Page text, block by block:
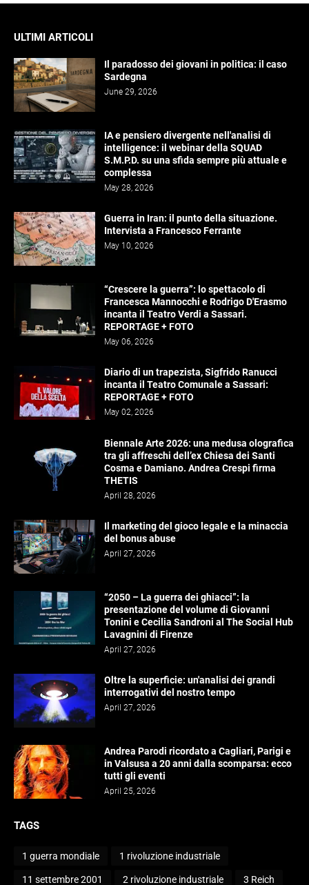
ULTIMI ARTICOLI
Il paradosso dei giovani in politica: il caso
Sardegna
June 29, 2026
IA e pensiero divergente nell'analisi di
intelligence: il webinar della SQUAD
S.M.P.D. su una sfida sempre più attuale e
complessa
May 28, 2026
Guerra in Iran: il punto della situazione.
Intervista a Francesco Ferrante
May 10, 2026
“Crescere la guerra”: lo spettacolo di
Francesca Mannocchi e Rodrigo D'Erasmo
incanta il Teatro Verdi a Sassari.
REPORTAGE + FOTO
May 06, 2026
Diario di un trapezista, Sigfrido Ranucci
incanta il Teatro Comunale a Sassari:
REPORTAGE + FOTO
May 02, 2026
Biennale Arte 2026: una medusa olografica
tra gli affreschi dell’ex Chiesa dei Santi
Cosma e Damiano. Andrea Crespi firma
THETIS
April 28, 2026
Il marketing del gioco legale e la minaccia
del bonus abuse
April 27, 2026
“2050 – La guerra dei ghiacci”: la
presentazione del volume di Giovanni
Tonini e Cecilia Sandroni al The Social Hub
Lavagnini di Firenze
April 27, 2026
Oltre la superficie: un'analisi dei grandi
interrogativi del nostro tempo
April 27, 2026
Andrea Parodi ricordato a Cagliari, Parigi e
in Valsusa a 20 anni dalla scomparsa: ecco
tutti gli eventi
April 25, 2026
TAGS
1 guerra mondiale 1 rivoluzione industriale
11 settembre 2001 2 rivoluzione industriale 3 Reich